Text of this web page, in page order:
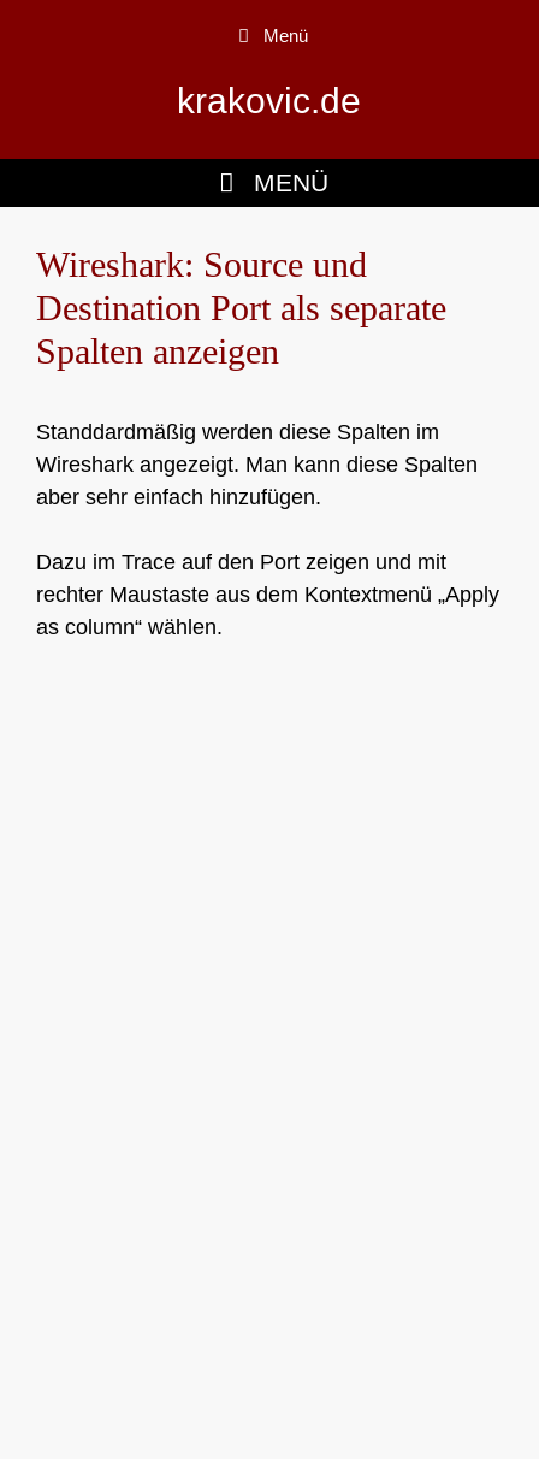
Menü
krakovic.de
MENÜ
Wireshark: Source und
Destination Port als separate
Spalten anzeigen
Standdardmäßig werden diese Spalten im
Wireshark angezeigt. Man kann diese Spalten
aber sehr einfach hinzufügen.
Dazu im Trace auf den Port zeigen und mit
rechter Maustaste aus dem Kontextmenü „Apply
as column“ wählen.